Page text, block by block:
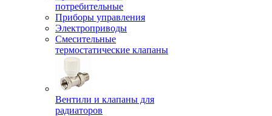
потребительные
Приборы управления
Электроприводы
Смесительные
термостатические клапаны
Вентили и клапаны для
радиаторов